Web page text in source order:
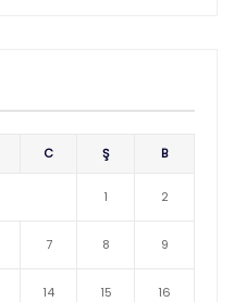
C Ş B
1 2
7 8 9
14 15 16